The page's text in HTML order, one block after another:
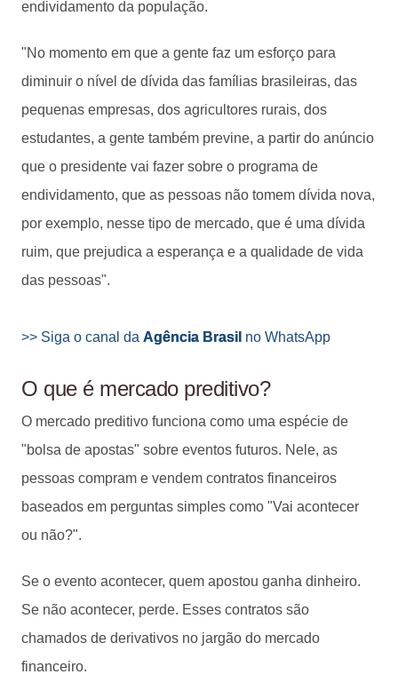
endividamento da população.
"No momento em que a gente faz um esforço para
diminuir o nível de dívida das famílias brasileiras, das
pequenas empresas, dos agricultores rurais, dos
estudantes, a gente também previne, a partir do anúncio
que o presidente vai fazer sobre o programa de
endividamento, que as pessoas não tomem dívida nova,
por exemplo, nesse tipo de mercado, que é uma dívida
ruim, que prejudica a esperança e a qualidade de vida
das pessoas".
>> Siga o canal da Agência Brasil no WhatsApp
O que é mercado preditivo?
O mercado preditivo funciona como uma espécie de
"bolsa de apostas" sobre eventos futuros. Nele, as
pessoas compram e vendem contratos financeiros
baseados em perguntas simples como "Vai acontecer
ou não?".
Se o evento acontecer, quem apostou ganha dinheiro.
Se não acontecer, perde. Esses contratos são
chamados de derivativos no jargão do mercado
financeiro.